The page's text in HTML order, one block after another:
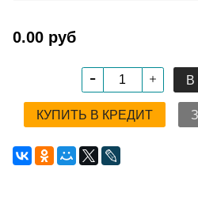
0.00 руб
КУПИТЬ В КРЕДИТ